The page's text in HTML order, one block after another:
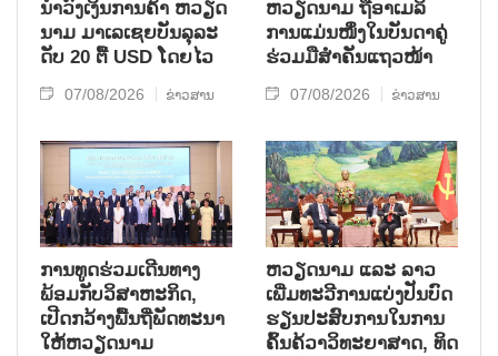
ນຳ​ວົງ​ເງິນ​ການ​ຄ້າ ຫວຽດ​
ນາມ ມາ​ເລ​ເຊຍ​ບັນ​ລຸ​ລະ​
ດັບ 20 ຕື້ USD ໂດຍ​ໄວ
07/08/2026 ຂ່າວສານ
ຫ​ວຽດ​ນາມ ຖື​ອາ​ເມ​ລິ​
ການ​ແມ່ນ​ໜຶ່ງ​ໃນ​ບັນ​ດາ​ຄູ່​
ຮ່ວມ​ມື​ສຳ​ຄັນ​ແຖວ​ໜ້າ
07/08/2026 ຂ່າວສານ
ການ​ທູດ​ຮ່ວມ​ເດີນ​ທາງ​
ພ້ອມກັບ​ວິ​ສາ​ຫະ​ກ​ິດ,
ເປີດກວ້າງ​ພື້ນ​ຖີ່​ພັດ​ທະ​ນາ​
ໃຫ້​ຫວຽດ​ນາມ
ຫວຽດ​ນາມ ແລະ ລາວ​
ເພີ່ມ​ທະ​ວີ​ການ​ແບ່​ງ​ປັນ​ບົດ​
ຮຽນ​ປະ​ສົບ​ການ​ໃນ​ການ​
ຄົ້ນ​ຄ້​ວາ​ວິ​ທະ​ຍາ​ສາດ, ທິດ​